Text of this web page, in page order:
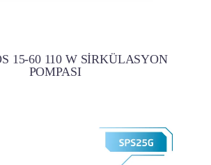
15-60 110 W SİRKÜLASYON
POMPASI